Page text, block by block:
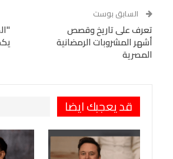
Tumblr
البريد الإلكتروني
Digg
LINE
BlackBerry
السابق بوست
تعرف على تاريخ وقصص
أشهر المشروبات الرمضانية
المصرية
قد يعجبك ايضا